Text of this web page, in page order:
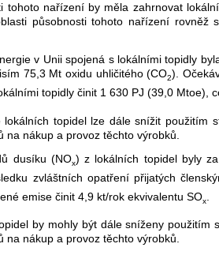
tohoto nařízení by měla zahrnovat
působnosti tohoto nařízení rovněž
v Unii spojená s lokálními topidly
75,3 Mt oxidu uhličitého (CO2).
topidly činit 1 630 PJ (39,0 Mtoe),
lokálních topidel lze dále snížit použitím
na nákup a provoz těchto výrobků.
dusíku (NOx) z lokálních topidel byly
zvláštních opatření přijatých
emise činit 4,9 kt/rok ekvivalentu SOx
by mohly být dále sníženy
na nákup a provoz těchto výrobků.
+náhrady